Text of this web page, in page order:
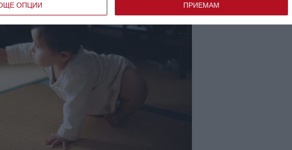
ОПЦИИ ПРИЕМАМ